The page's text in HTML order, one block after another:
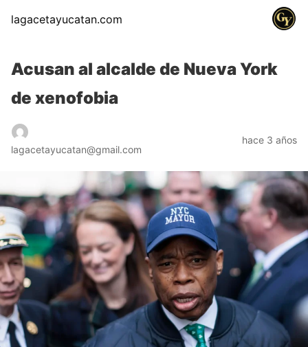
lagacetayucatan.com
Acusan al alcalde de Nueva York
de xenofobia
lagacetayucatan@gmail.com
hace 3 años